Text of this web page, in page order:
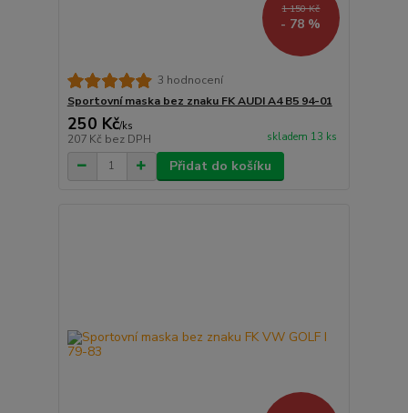
1 150 Kč
- 78 %
3 hodnocení
Sportovní maska bez znaku FK AUDI A4 B5 94-01
250 Kč/ks
207 Kč bez DPH skladem 13 ks
Přidat do košíku